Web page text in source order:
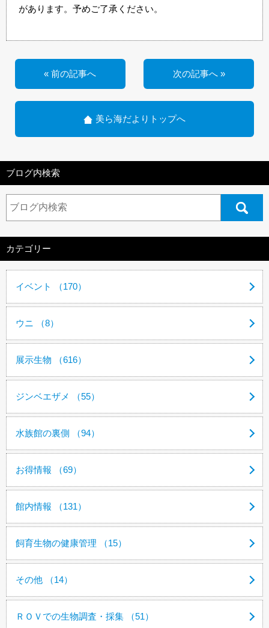
があります。予めご了承ください。
« 前の記事へ 次の記事へ »
美ら海だよりトップへ
ブログ内検索
カテゴリー
イベント （170）
ウニ （8）
展示生物 （616）
ジンベエザメ （55）
水族館の裏側 （94）
お得情報 （69）
館内情報 （131）
飼育生物の健康管理 （15）
その他 （14）
ＲＯＶでの生物調査・採集 （51）